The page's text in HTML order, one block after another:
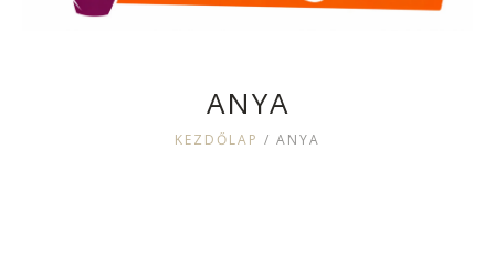
ANYA
KEZDŐLAP / ANYA